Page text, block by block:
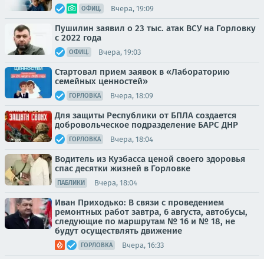
ОФИЦ. Вчера, 19:09
Пушилин заявил о 23 тыс. атак ВСУ на Горловку
с 2022 года
ОФИЦ. Вчера, 19:03
Стартовал прием заявок в «Лабораторию
семейных ценностей»
ГОРЛОВКА Вчера, 18:09
Для защиты Республики от БПЛА создается
добровольческое подразделение БАРС ДНР
ГОРЛОВКА Вчера, 18:04
Водитель из Кузбасса ценой своего здоровья
спас десятки жизней в Горловке
ПАБЛИКИ Вчера, 18:04
Иван Приходько: В связи с проведением
ремонтных работ завтра, 6 августа, автобусы,
следующие по маршрутам № 16 и № 18, не
будут осуществлять движение
ГОРЛОВКА Вчера, 16:33